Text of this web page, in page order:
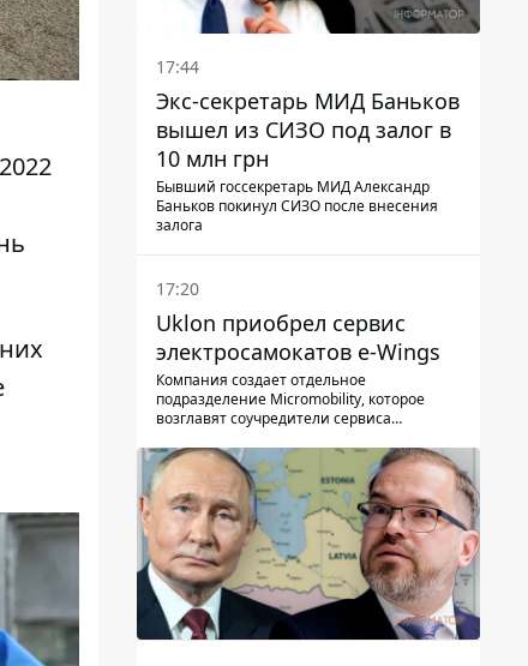
17:44
Экс-секретарь МИД Баньков
вышел из СИЗО под залог в
10 млн грн
Бывший госсекретарь МИД Александр
Баньков покинул СИЗО после внесения
залога
17:20
Uklon приобрел сервис
электросамокатов e-Wings
Компания создает отдельное
подразделение Micromobility, которое
возглавят соучредители сервиса